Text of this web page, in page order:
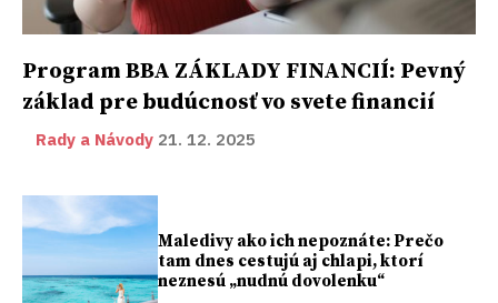
Program BBA ZÁKLADY FINANCIÍ: Pevný
základ pre budúcnosť vo svete financií
Rady a Návody 21. 12. 2025
Maledivy ako ich nepoznáte: Prečo
tam dnes cestujú aj chlapi, ktorí
neznesú „nudnú dovolenku“